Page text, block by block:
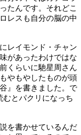
たんです。それどこ
レスも自分の脳の中
レイモンド・チャン
があったわけではな
くらいに馳星周さん
やもやしたものが頭
』を書きました。で
むとパクリになっち
を書かせているんだ